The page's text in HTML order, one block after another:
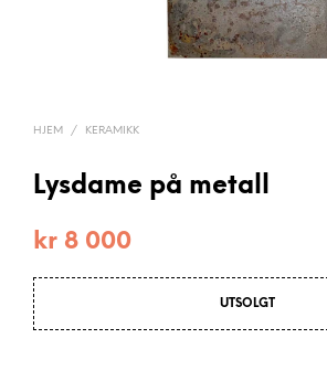
HJEM / KERAMIKK
Lysdame på metall
kr 8 000
UTSOLGT